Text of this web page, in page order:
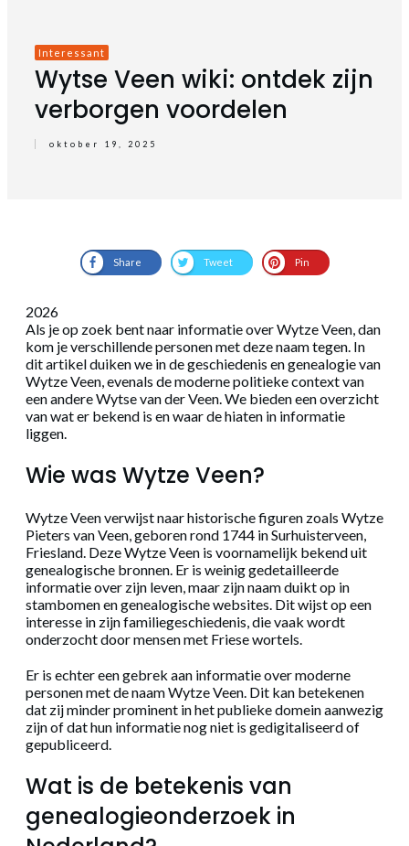
Interessant
Wytse Veen wiki: ontdek zijn
verborgen voordelen
oktober 19, 2025
Share Tweet Pin
2026
Als je op zoek bent naar informatie over Wytze Veen, dan
kom je verschillende personen met deze naam tegen. In
dit artikel duiken we in de geschiedenis en genealogie van
Wytze Veen, evenals de moderne politieke context van
een andere Wytse van der Veen. We bieden een overzicht
van wat er bekend is en waar de hiaten in informatie
liggen.
Wie was Wytze Veen?
Wytze Veen verwijst naar historische figuren zoals Wytze
Pieters van Veen, geboren rond 1744 in Surhuisterveen,
Friesland. Deze Wytze Veen is voornamelijk bekend uit
genealogische bronnen. Er is weinig gedetailleerde
informatie over zijn leven, maar zijn naam duikt op in
stambomen en genealogische websites. Dit wijst op een
interesse in zijn familiegeschiedenis, die vaak wordt
onderzocht door mensen met Friese wortels.
Er is echter een gebrek aan informatie over moderne
personen met de naam Wytze Veen. Dit kan betekenen
dat zij minder prominent in het publieke domein aanwezig
zijn of dat hun informatie nog niet is gedigitaliseerd of
gepubliceerd.
Wat is de betekenis van
genealogieonderzoek in